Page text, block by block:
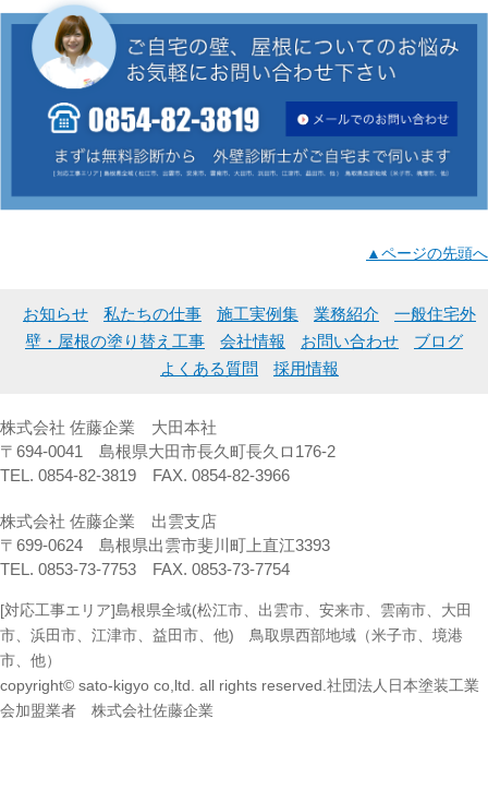
▲ページの先頭へ
お知らせ 私たちの仕事 施工実例集 業務紹介
一般住宅外
壁・屋根の塗り替え工事
会社情報 お問い合わせ
ブログ
よくある質問
採用情報
株式会社 佐藤企業 大田本社
〒694-0041 島根県大田市長久町長久ロ176-2
TEL. 0854-82-3819 FAX. 0854-82-3966
株式会社 佐藤企業 出雲支店
〒699-0624 島根県出雲市斐川町上直江3393
TEL. 0853-73-7753 FAX. 0853-73-7754
[対応工事エリア]島根県全域(松江市、出雲市、安来市、雲南市、大田
市、浜田市、江津市、益田市、他) 鳥取県西部地域（米子市、境港
市、他）
copyright© sato-kigyo co,ltd. all rights reserved.社団法人日本塗装工業
会加盟業者 株式会社佐藤企業